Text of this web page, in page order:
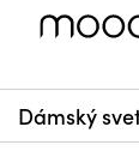
Dámský